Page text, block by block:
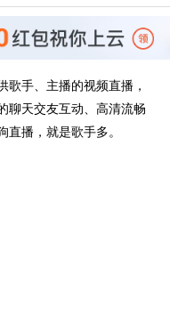
歌手、主播的视频直播，
聊天交友互动、高清流畅
播，就是歌手多。